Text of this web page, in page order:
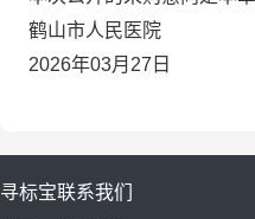
鹤山市人民医院
2026年03月27日
寻标宝联系我们